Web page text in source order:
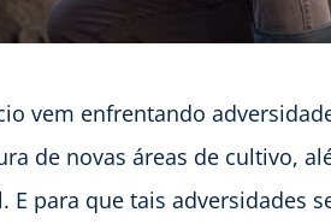
vem enfrentando
de novas áreas de cultivo,
E para que tais adversidades